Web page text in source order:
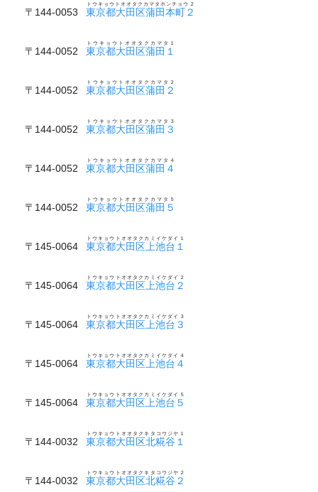
〒144-0053 東京都大田区蒲田本町２
トウキョウトオオタクカマタホンチョウ２
〒144-0052 東京都大田区蒲田１
トウキョウトオオタクカマタ１
〒144-0052 東京都大田区蒲田２
トウキョウトオオタクカマタ２
〒144-0052 東京都大田区蒲田３
トウキョウトオオタクカマタ３
〒144-0052 東京都大田区蒲田４
トウキョウトオオタクカマタ４
〒144-0052 東京都大田区蒲田５
トウキョウトオオタクカマタ５
〒145-0064 東京都大田区上池台１
トウキョウトオオタクカミイケダイ１
〒145-0064 東京都大田区上池台２
トウキョウトオオタクカミイケダイ２
〒145-0064 東京都大田区上池台３
トウキョウトオオタクカミイケダイ３
〒145-0064 東京都大田区上池台４
トウキョウトオオタクカミイケダイ４
〒145-0064 東京都大田区上池台５
トウキョウトオオタクカミイケダイ５
〒144-0032 東京都大田区北糀谷１
トウキョウトオオタクキタコウジヤ１
〒144-0032 東京都大田区北糀谷２
トウキョウトオオタクキタコウジヤ２